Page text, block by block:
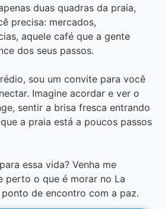
duas quadras da praia,
precisa: mercados,
aquele café que a gente
dos seus passos.
sou um convite para você
Imagine acordar e ver o
sentir a brisa fresca entrando
a praia está a poucos passos
essa vida? Venha me
perto o que é morar no La
de encontro com a paz.